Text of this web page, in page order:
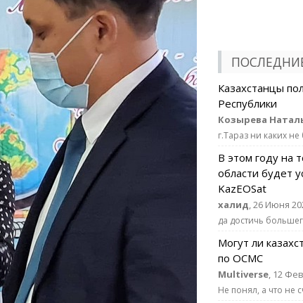
Казахстанцы
Республики
Козырева
г.Тараз ни каких не
В этом году на
области будет
KazEOSat
халид, 26 Июня
да достичь
Могут ли
по ОСМС
Multiverse, 12
Не понял, а что не